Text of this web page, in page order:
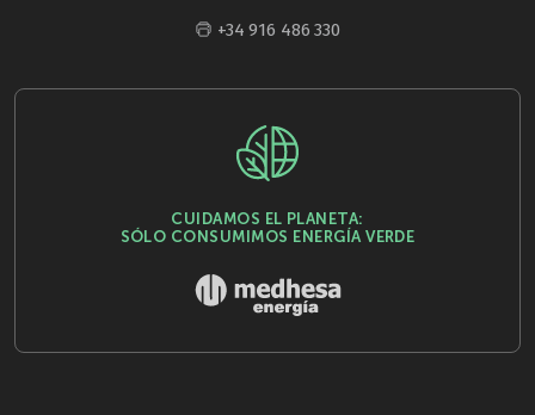
+34 916 486 330
CUIDAMOS EL PLANETA:
SÓLO CONSUMIMOS ENERGÍA VERDE